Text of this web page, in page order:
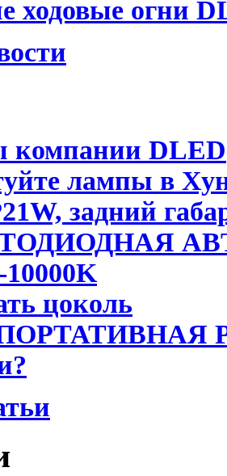
ходовые огни
компании DLED
лампы в
задний
цоколь